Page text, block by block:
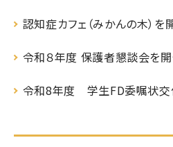
認知症カフェ（みかんの木）を
令和８年度 保護者懇談会を
令和8年度 学生FD委嘱状交